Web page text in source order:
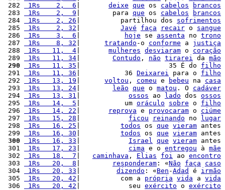
282
1Rs    2,  6 deixe que os cabelos
brancos
283
1Rs    2,  9 |        para que os cabelos
brancos
284
1Rs    2, 26 |          partilhou dos sofrimentos
285
1Rs    2, 32 Javé faça recair o sangue
286
1Rs    3,  6 hoje se assenta no trono
287
1Rs    8, 32 tratando -o conforme a justiça
288
1Rs   11,  4 mulheres desviaram o coração
289
1Rs   11, 34 Contudo , não tirarei da mão
290
1Rs   11, 35 |                      35 É do filho
291
1Rs   11, 36 |           36 Deixarei para o filho
292
1Rs   13, 19 voltou , comeu e bebeu na casa
293
1Rs   13, 24 leão que o matou . O cadáver
294
1Rs   13, 31 ossos ao lado dos ossos
295
1Rs   14,  5 |           um oráculo sobre o filho
296
1Rs   14, 22 reprova e provocaram o ciúme
297
1Rs   15, 28 ficou reinando no
lugar
298
1Rs   16, 25 todos os que vieram antes
299
1Rs   16, 30 todos os que vieram antes
300
1Rs   16, 33 Israel que vieram antes
301
1Rs   17, 23 cima e o entregou à mãe
302
1Rs   18,  7 caminhava , Elias foi ao encontro
303
1Rs   20,  8 responderam : «Não faça
caso
304
1Rs   20, 33 dizendo : «Ben -Adad é irmão
305
1Rs   20, 42 |          com a própria vida a vida
306
1Rs   20, 42 |            seu exército o exército